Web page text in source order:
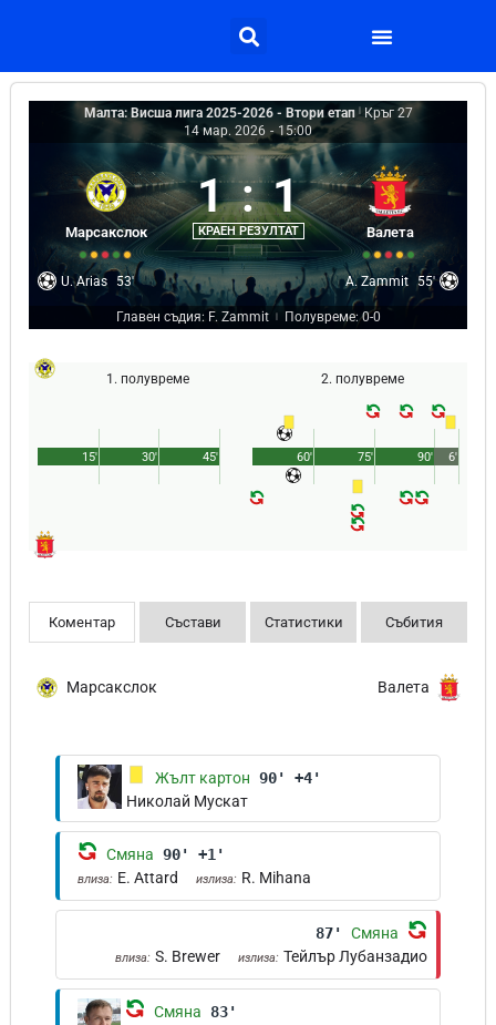
Малта: Висша лига 2025-2026 - Втори етап |
Кръг 27
14 мар. 2026 - 15:00
Марсакслок
1 : 1
КРАЕН РЕЗУЛТАТ Валета
U. Arias 53' A. Zammit 55'
Главен съдия: F. Zammit Полувреме: 0-0
1. полувреме
45'
15' 30'
2. полувреме
90'
60' 75' 6'
Коментар Състави Статистики Събития
Марсакслок Валета
Жълт картон 90' +4'
Николай Мускат
Смяна 90' +1'
влиза: E. Attard излиза: R. Mihana
87' Смяна
влиза: S. Brewer излиза: Тейлър Лубанзадио
Смяна 83'